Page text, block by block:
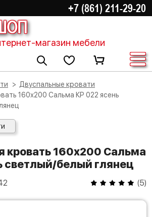
+7 (861) 211-29-20
магазин мебели
Двуспальные кровати
светлый/белый глянец
(5)